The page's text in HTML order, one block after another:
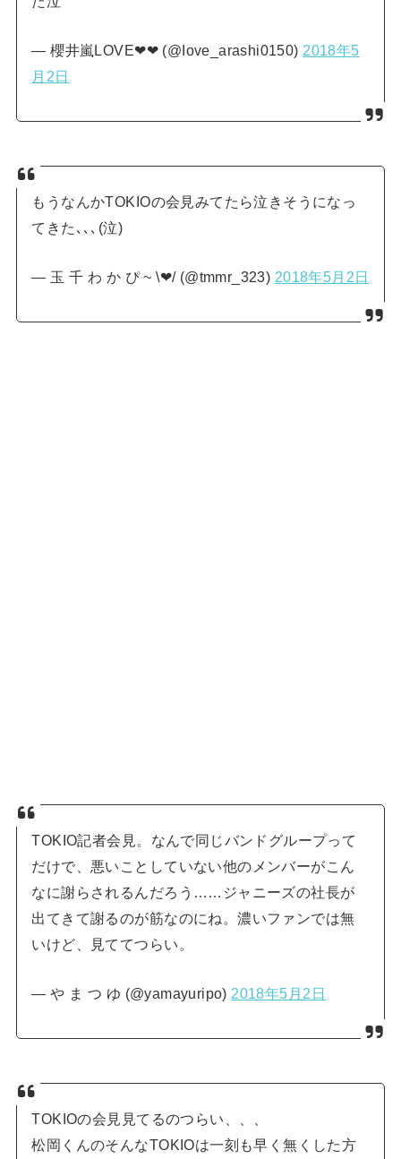
— 櫻井嵐LOVE❤❤ (@Iove_arashi0150) 2018年5
月2日
もうなんかTOKIOの会見みてたら泣きそうになっ
てきた､､､(泣)
— 玉 千 わ か ぴ ~ \❤︎/ (@tmmr_323) 2018年5月2日
TOKIO記者会見。なんで同じバンドグループって
だけで、悪いことしていない他のメンバーがこん
なに謝らされるんだろう……ジャニーズの社長が
出てきて謝るのが筋なのにね。濃いファンでは無
いけど、見ててつらい。
— や ま つ ゆ (@yamayuripo) 2018年5月2日
TOKIOの会見見てるのつらい、、、
松岡くんのそんなTOKIOは一刻も早く無くした方